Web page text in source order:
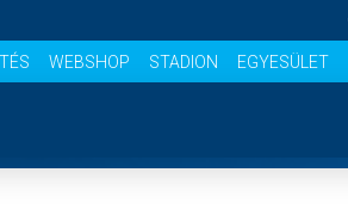
WEBSHOP STADION EGYESÜLET